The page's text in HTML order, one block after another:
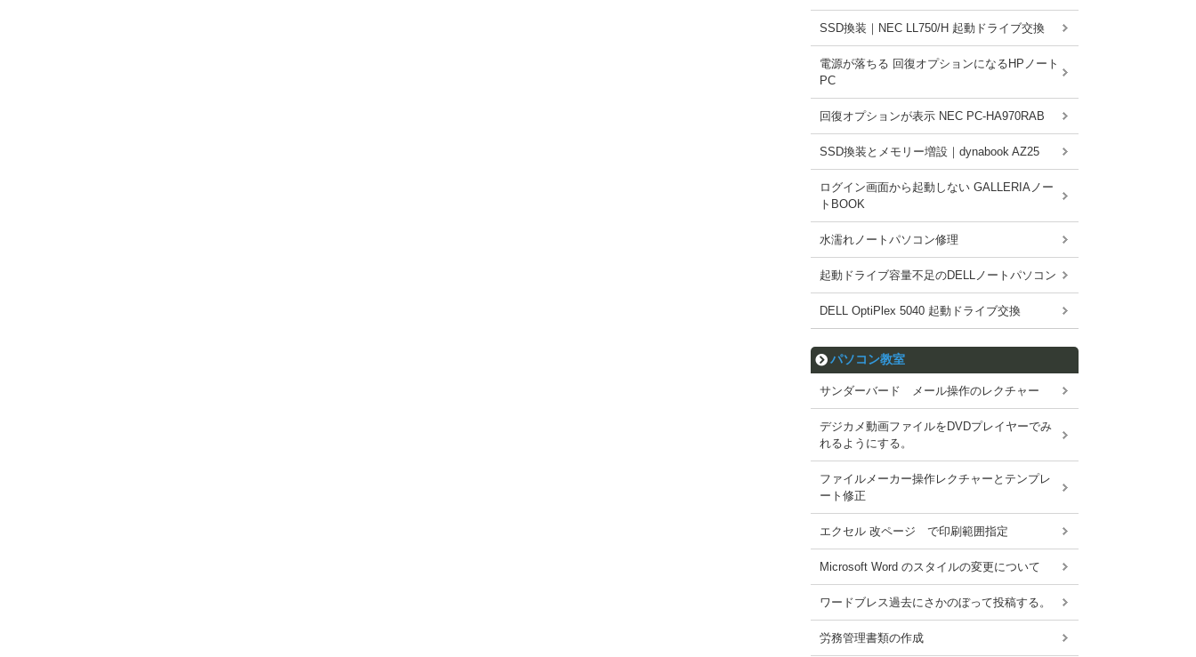
SSD換装｜NEC LL750/H 起動ドライブ交換
電源が落ちる 回復オプションになるHPノート
PC
回復オプションが表示 NEC PC-HA970RAB
SSD換装とメモリー増設｜dynabook AZ25
ログイン画面から起動しない GALLERIAノー
トBOOK
水濡れノートパソコン修理
起動ドライブ容量不足のDELLノートパソコン
DELL OptiPlex 5040 起動ドライブ交換
パソコン教室
サンダーバード メール操作のレクチャー
デジカメ動画ファイルをDVDプレイヤーでみ
れるようにする。
ファイルメーカー操作レクチャーとテンプレ
ート修正
エクセル 改ページ で印刷範囲指定
Microsoft Word のスタイルの変更について
ワードブレス過去にさかのぼって投稿する。
労務管理書類の作成